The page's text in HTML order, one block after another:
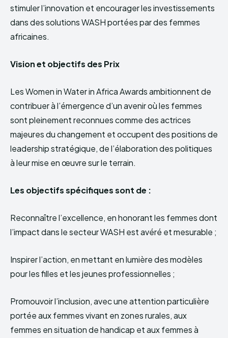
stimuler l’innovation et encourager les investissements
dans des solutions WASH portées par des femmes
africaines.
Vision et objectifs des Prix
Les Women in Water in Africa Awards ambitionnent de
contribuer à l’émergence d’un avenir où les femmes
sont pleinement reconnues comme des actrices
majeures du changement et occupent des positions de
leadership stratégique, de l’élaboration des politiques
à leur mise en œuvre sur le terrain.
Les objectifs spécifiques sont de :
Reconnaître l’excellence, en honorant les femmes dont
l’impact dans le secteur WASH est avéré et mesurable ;
Inspirer l’action, en mettant en lumière des modèles
pour les filles et les jeunes professionnelles ;
Promouvoir l’inclusion, avec une attention particulière
portée aux femmes vivant en zones rurales, aux
femmes en situation de handicap et aux femmes à